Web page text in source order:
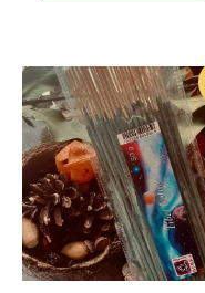
Ursprünglicher
Preis
war:
8,00 €
Aktueller
Preis
ist:
5,00 €.